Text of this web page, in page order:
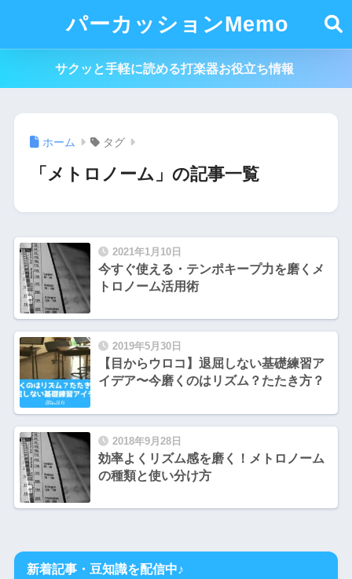
パーカッションMemo
サクッと手軽に読める打楽器お役立ち情報
ホーム タグ
「メトロノーム」の記事一覧
2021年1月10日
今すぐ使える・テンポキープ力を磨くメ
トロノーム活用術
2019年5月30日
【目からウロコ】退屈しない基礎練習ア
イデア〜今磨くのはリズム？たたき方？
2018年9月28日
効率よくリズム感を磨く！メトロノーム
の種類と使い分け方
新着記事・豆知識を配信中♪